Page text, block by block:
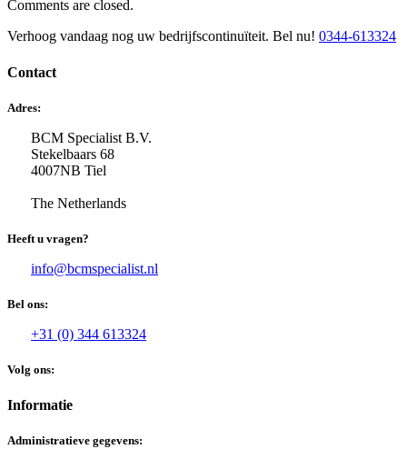
Comments are closed.
Verhoog vandaag nog uw bedrijfscontinuïteit. Bel nu! 0344-613324
Contact
Adres:
BCM Specialist B.V.
Stekelbaars 68
4007NB Tiel
The Netherlands
Heeft u vragen?
info@bcmspecialist.nl
Bel ons:
+31 (0) 344 613324
Volg ons:
Informatie
Administratieve gegevens: